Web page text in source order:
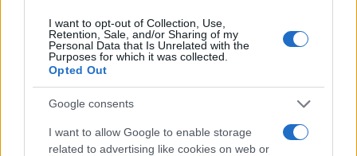
I want to opt-out of Collection, Use,
Retention, Sale, and/or Sharing of my
Personal Data that Is Unrelated with the
Purposes for which it was collected.
Opted Out
Google consents
I want to allow Google to enable storage
related to advertising like cookies on web or
Sigue leyendo